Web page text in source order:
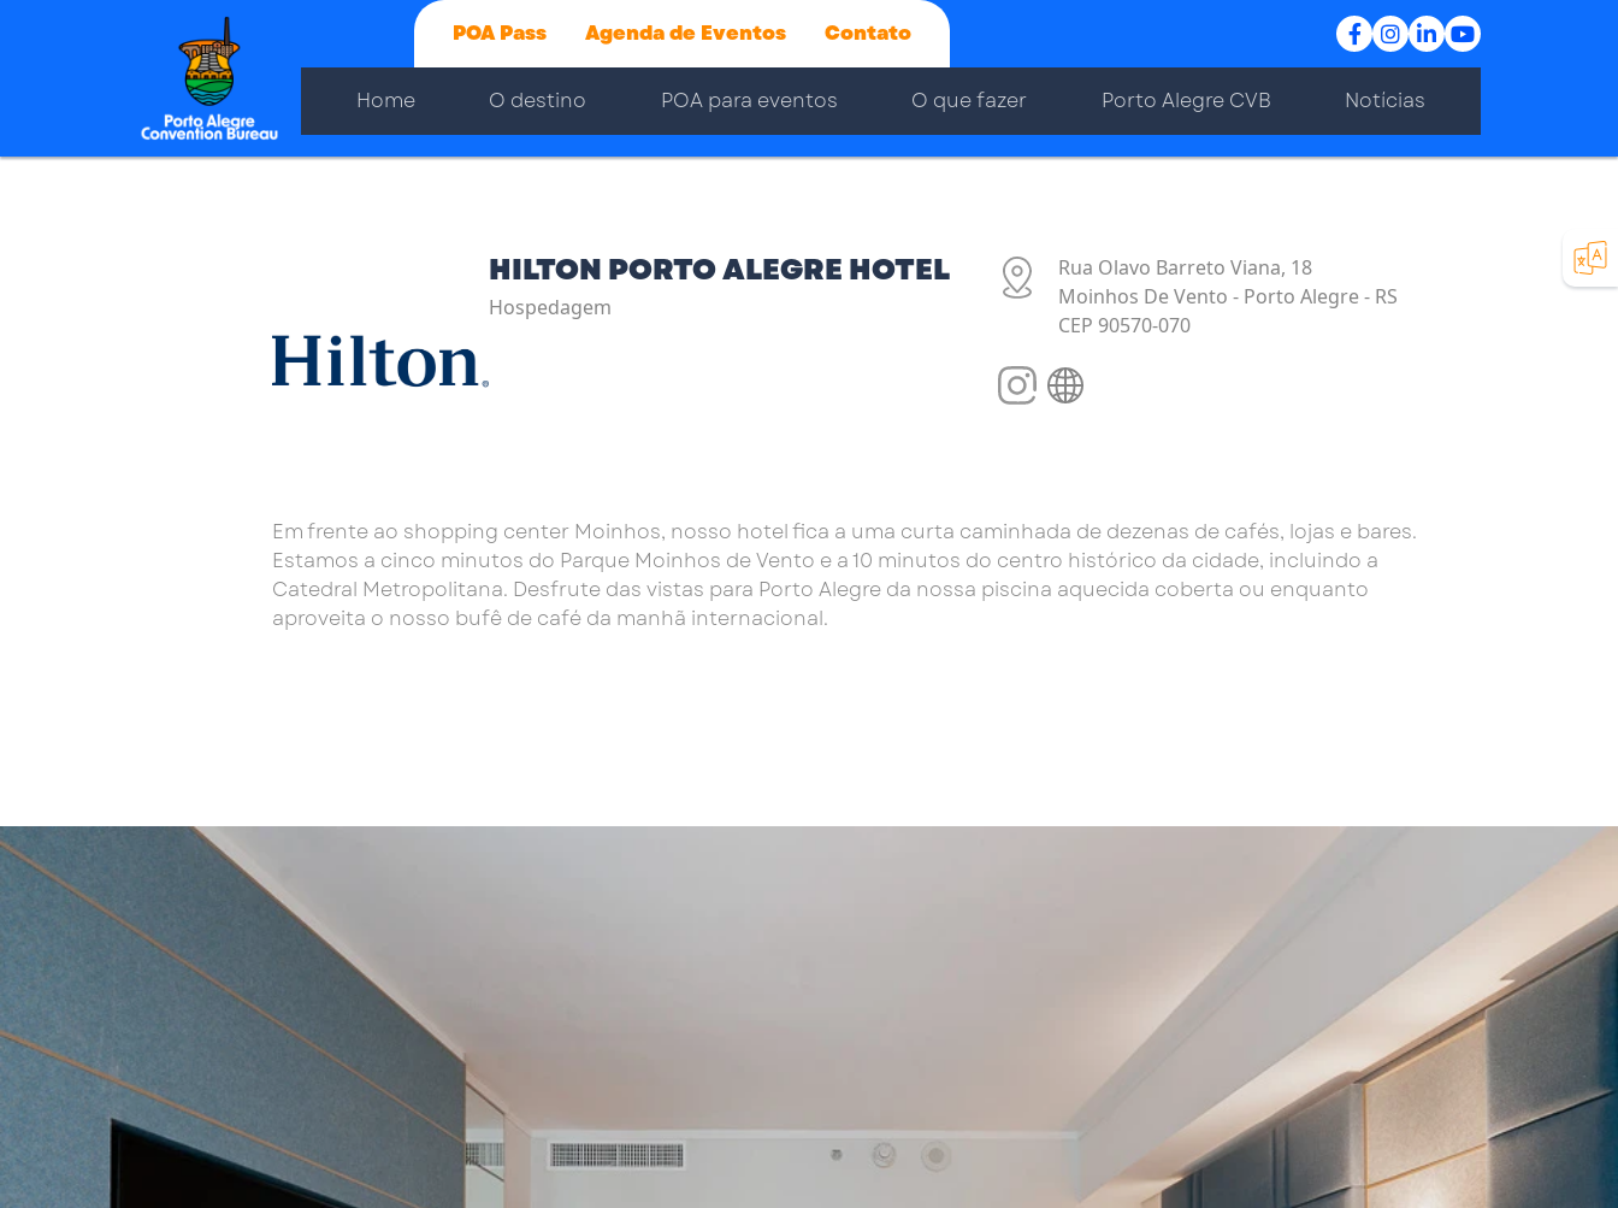
Home O destino POA para eventos O que fazer Porto Alegre CVB Notícias
POA Pass Agenda de Eventos Contato
HILTON PORTO ALEGRE HOTEL
Hospedagem
Rua Olavo Barreto Viana, 18
Moinhos De Vento - Porto Alegre - RS
CEP 90570-070
Em frente ao shopping center Moinhos, nosso hotel fica a uma curta caminhada de dezenas de cafés, lojas e bares.
Estamos a cinco minutos do Parque Moinhos de Vento e a 10 minutos do centro histórico da cidade, incluindo a
Catedral Metropolitana. Desfrute das vistas para Porto Alegre da nossa piscina aquecida coberta ou enquanto
aproveita o nosso bufê de café da manhã internacional.